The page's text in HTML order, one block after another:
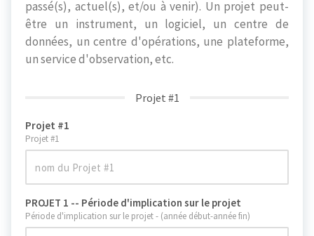
passé(s), actuel(s), et/ou à venir). Un projet peut-
être un instrument, un logiciel, un centre de
données, un centre d'opérations, une plateforme,
un service d'observation, etc.
Projet #1
Projet #1
Projet #1
PROJET 1 -- Période d'implication sur le projet
Période d'implication sur le projet - (année début-année fin)